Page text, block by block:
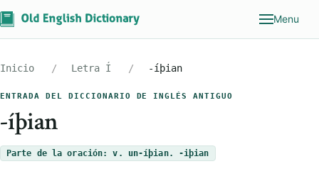
Menu
Inicio Letra Í -íþian
ENTRADA DEL DICCIONARIO DE INGLÉS ANTIGUO
-íþian
Parte de la oración: v. un-íþian. -iþian